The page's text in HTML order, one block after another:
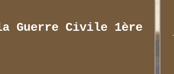
Guerre Civile 1ère